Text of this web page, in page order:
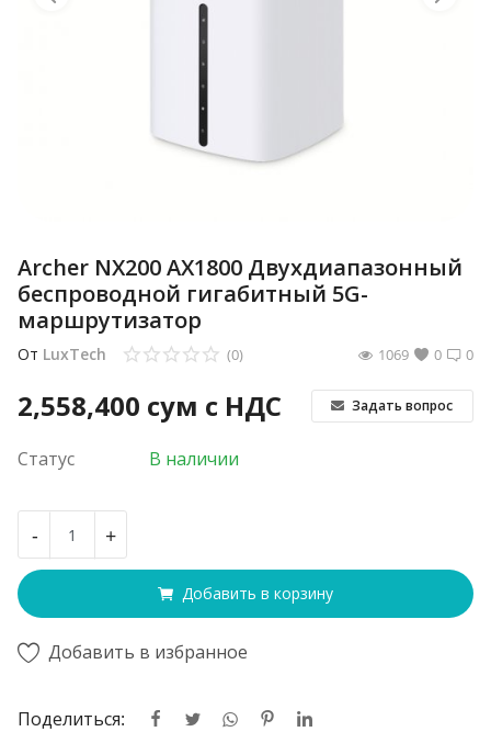
Archer NX200 AX1800 Двухдиапазонный
беспроводной гигабитный 5G-
маршрутизатор
От LuxTech 0
(0) 0
1069
2,558,400 сум с НДС Задать вопрос
Статус В наличии
- +
Добавить в корзину
Добавить в избранное
Поделиться: